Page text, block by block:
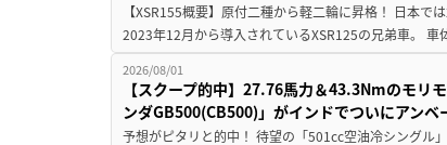
【XSR155概要】原付二種から軽二輪に昇格！ 日本で
2023年12月から導入されているXSR125の兄弟車。
2026/08/01
【スクープ的中】27.76馬力＆43.3Nmのモリ
ンダGB500(CB500)」がインドでついにアンベ
予想がピタリと的中！ 待望の「501cc空油冷シングル